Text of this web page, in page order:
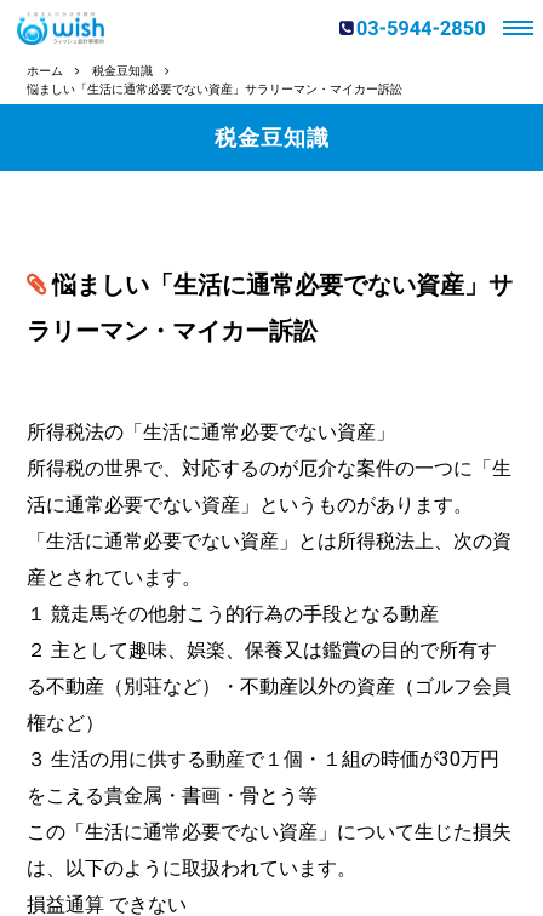
ホーム
税金豆知識
悩ましい「生活に通常必要でない資産」サラリーマン・マイカー訴訟
税金豆知識
悩ましい「生活に通常必要でない資産」サ
ラリーマン・マイカー訴訟
所得税法の「生活に通常必要でない資産」
所得税の世界で、対応するのが厄介な案件の一つに「生
活に通常必要でない資産」というものがあります。
「生活に通常必要でない資産」とは所得税法上、次の資
産とされています。
１ 競走馬その他射こう的行為の手段となる動産
２ 主として趣味、娯楽、保養又は鑑賞の目的で所有す
る不動産（別荘など）・不動産以外の資産（ゴルフ会員
権など）
３ 生活の用に供する動産で１個・１組の時価が30万円
をこえる貴金属・書画・骨とう等
この「生活に通常必要でない資産」について生じた損失
は、以下のように取扱われています。
損益通算 できない